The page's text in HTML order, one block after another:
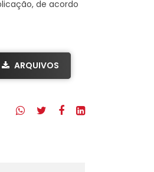
de acordo
ARQUIVOS